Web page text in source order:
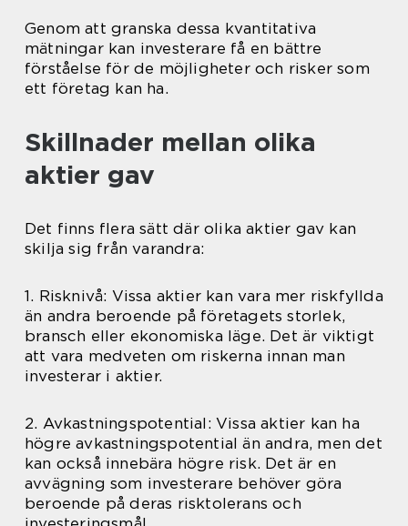
Genom att granska dessa kvantitativa
mätningar kan investerare få en bättre
förståelse för de möjligheter och risker som
ett företag kan ha.
Skillnader mellan olika
aktier gav
Det finns flera sätt där olika aktier gav kan
skilja sig från varandra:
1. Risknivå: Vissa aktier kan vara mer riskfyllda
än andra beroende på företagets storlek,
bransch eller ekonomiska läge. Det är viktigt
att vara medveten om riskerna innan man
investerar i aktier.
2. Avkastningspotential: Vissa aktier kan ha
högre avkastningspotential än andra, men det
kan också innebära högre risk. Det är en
avvägning som investerare behöver göra
beroende på deras risktolerans och